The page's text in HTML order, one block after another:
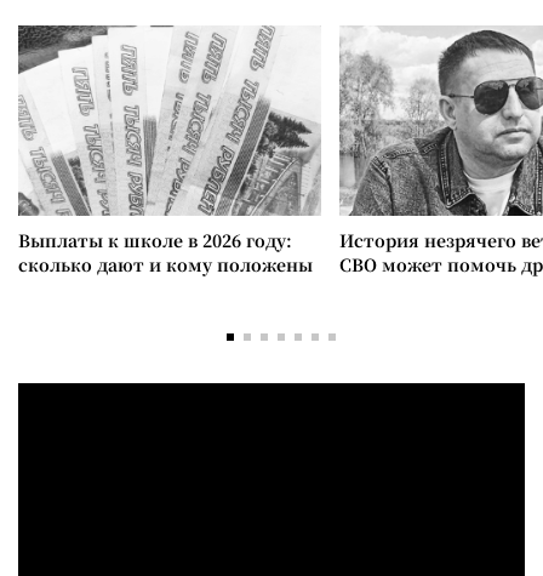
Выплаты к школе в 2026 году:
сколько дают и кому положены
История незрячего
СВО может помочь